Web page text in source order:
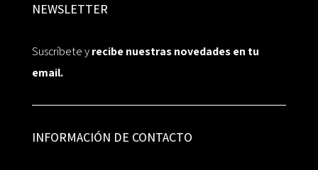
NEWSLETTER
Suscríbete yrecibe nuestras novedades en tu
email.
INFORMACIÓN DE CONTACTO